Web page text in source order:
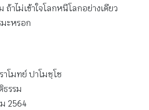
ถ้าไม่เข้าใจโลกหนีโลกอย่างเดียว
มะหรอก
โมทย์ ปาโมชฺโช
รรม
2564